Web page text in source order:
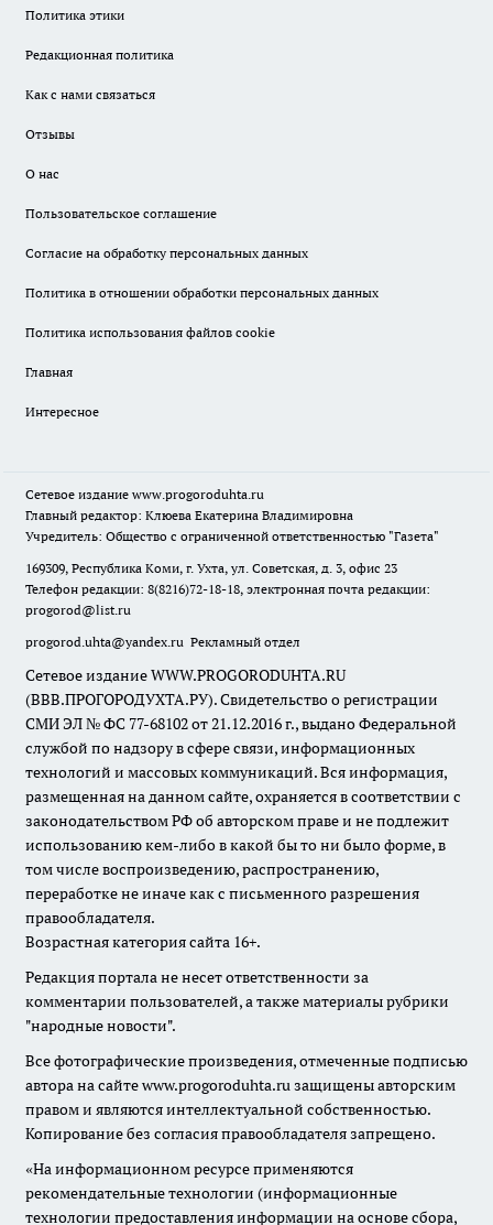
Политика этики
Редакционная политика
Как с нами связаться
Отзывы
О нас
Пользовательское соглашение
Согласие на обработку персональных данных
Политика в отношении обработки персональных данных
Политика использования файлов cookie
Главная
Интересное
Сетевое издание www.progoroduhta.ru
Главный редактор: Клюева Екатерина Владимировна
Учредитель: Общество с ограниченной ответственностью "Газета"
169309, Республика Коми, г. Ухта, ул. Советская, д. 3, офис 23
Телефон редакции: 8(8216)72-18-18, электронная почта редакции:
progorod@list.ru
progorod.uhta@yandex.ru Рекламный отдел
Сетевое издание WWW.PROGORODUHTA.RU
(ВВВ.ПРОГОРОДУХТА.РУ). Свидетельство о регистрации
СМИ ЭЛ № ФС 77-68102 от 21.12.2016 г., выдано Федеральной
службой по надзору в сфере связи, информационных
технологий и массовых коммуникаций. Вся информация,
размещенная на данном сайте, охраняется в соответствии с
законодательством РФ об авторском праве и не подлежит
использованию кем-либо в какой бы то ни было форме, в
том числе воспроизведению, распространению,
переработке не иначе как с письменного разрешения
правообладателя.
Возрастная категория сайта 16+.
Редакция портала не несет ответственности за
комментарии пользователей, а также материалы рубрики
"народные новости".
Все фотографические произведения, отмеченные подписью
автора на сайте www.progoroduhta.ru защищены авторским
правом и являются интеллектуальной собственностью.
Копирование без согласия правообладателя запрещено.
«На информационном ресурсе применяются
рекомендательные технологии (информационные
технологии предоставления информации на основе сбора,